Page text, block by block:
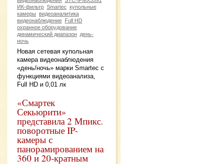
ИК-фильтр Smartec купольные
камеры видеоаналитика
видеонаблюдение Full HD
охранное оборудование
динамический диапазон день-
ночь
Новая сетевая купольная
камера видеонаблюдения
«день/ночь» марки Smartec с
функциями видеоанализа,
Full HD и 0,01 лк
«Смартек
Секьюрити»
представила 2 Мпикс.
поворотные IP-
камеры с
панорамированием на
360 и 20-кратным